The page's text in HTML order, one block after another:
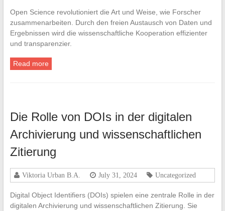
Open Science revolutioniert die Art und Weise, wie Forscher
zusammenarbeiten. Durch den freien Austausch von Daten und
Ergebnissen wird die wissenschaftliche Kooperation effizienter
und transparenzier.
Read more
Die Rolle von DOIs in der digitalen
Archivierung und wissenschaftlichen
Zitierung
Viktoria Urban B.A. July 31, 2024 Uncategorized
Digital Object Identifiers (DOIs) spielen eine zentrale Rolle in der
digitalen Archivierung und wissenschaftlichen Zitierung. Sie